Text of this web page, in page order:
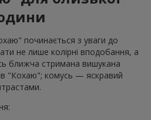
починається з уваги до
не лише колірні вподобання, а
ближча стримана вишукана
"Кохаю"; комусь — яскравий